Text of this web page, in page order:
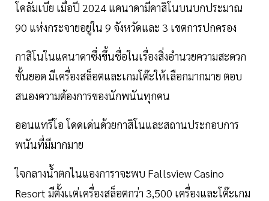
โคลัมเบีย เมื่อปี 2024 แคนาดามีคาสิโนบนบกประมาณ
90 แห่งกระจายอยู่ใน 9 จังหวัดและ 3 เขตการปกครอง
กาสิโนในแคนาดาซึ่งขึ้นชื่อในเรื่องสิ่งอำนวยความสะดวก
ชั้นยอด มีเครื่องสล็อตและเกมโต๊ะให้เลือกมากมาย ตอบ
สนองความต้องการของนักพนันทุกคน
ออนแทรีโอ โดดเด่นด้วยกาสิโนและสถานประกอบการ
พนันที่มีมากมาย
ใจกลางน้ำตกไนแองการาจะพบ Fallsview Casino
Resort มีตั้งเเต่เครื่องสล็อตกว่า 3,500 เครื่องและโต๊ะเกม